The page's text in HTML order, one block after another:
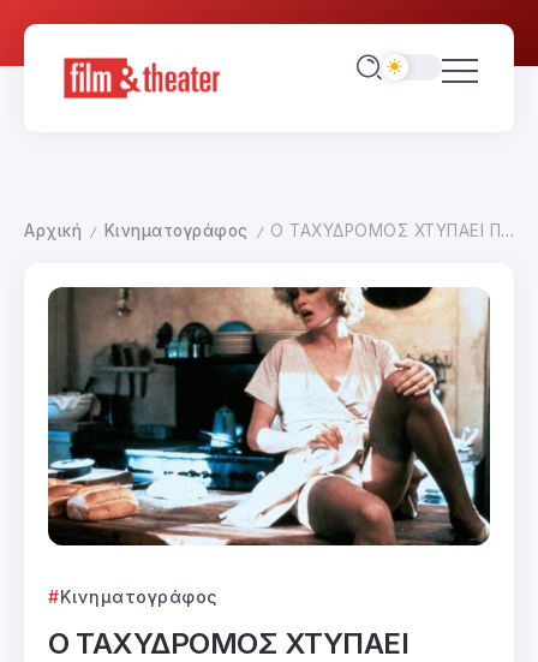
Αρχική / Κινηματογράφος / Ο ΤΑΧΥΔΡΟΜΟΣ ΧΤΥΠΑΕΙ ΠΑΝΤΑ ΔΥΟ ΦΟΡΕΣ
Κινηματογράφος
Ο ΤΑΧΥΔΡΟΜΟΣ ΧΤΥΠΑΕΙ